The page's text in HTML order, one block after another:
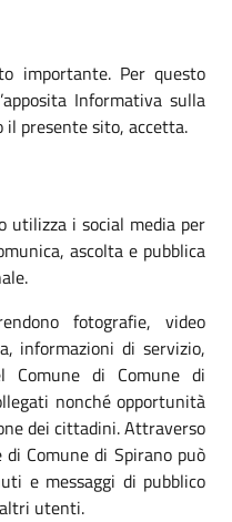
importante. Per questo
Informativa sulla
il presente sito, accetta.
utilizza i social media per
ascolta e pubblica
fotografie, video
informazioni di servizio,
Comune di Comune di
nonché opportunità
dei cittadini. Attraverso
Comune di Spirano può
e messaggi di pubblico
utenti.